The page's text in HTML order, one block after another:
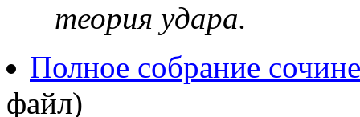
теория удара.
Полное собрание
файл)